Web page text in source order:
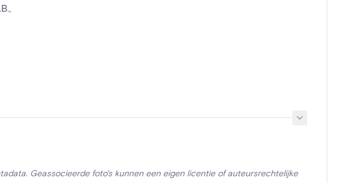
Geassocieerde foto's kunnen een eigen licentie of auteursrechtelijke